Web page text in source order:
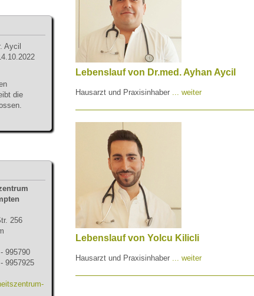
Aycil
die
256
995790
9957925
Lebenslauf von Dr.med. Ayhan Aycil
Hausarzt und Praxisinhaber ... weiter
Lebenslauf von Yolcu Kilicli
Hausarzt und Praxisinhaber ... weiter